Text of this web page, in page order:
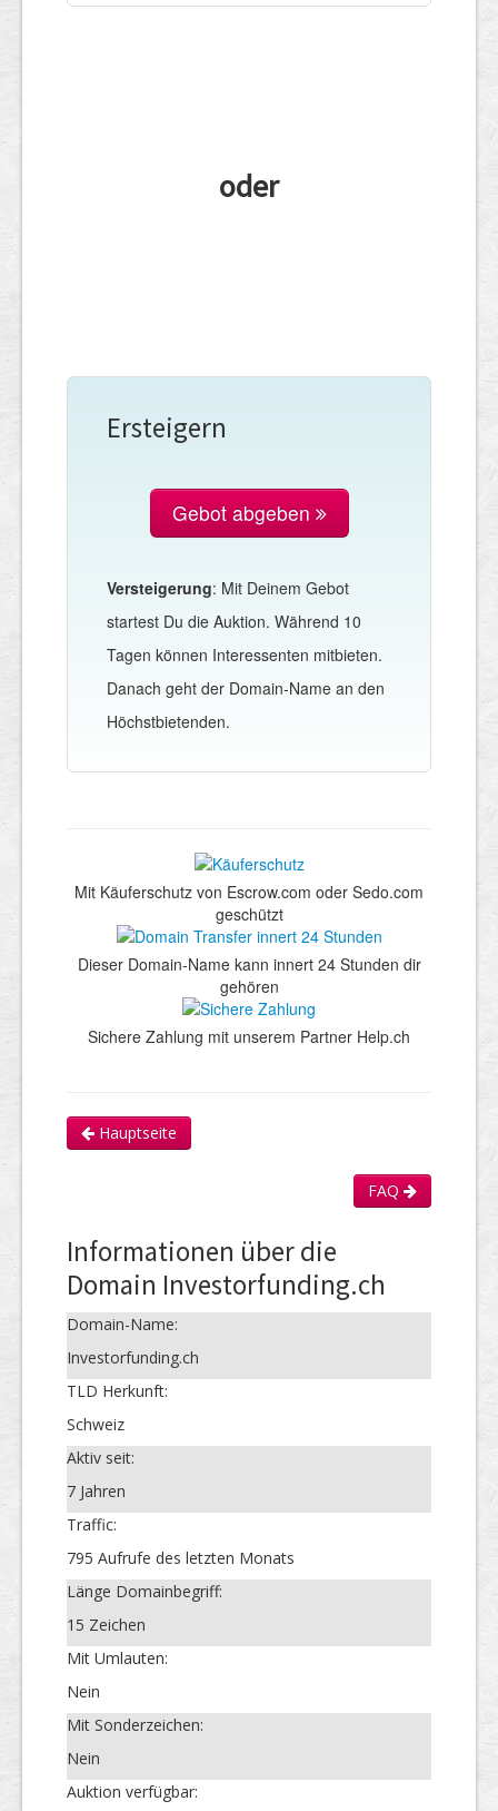
oder
Ersteigern
Gebot abgeben
Versteigerung: Mit Deinem Gebot
startest Du die Auktion. Während 10
Tagen können Interessenten mitbieten.
Danach geht der Domain-Name an den
Höchstbietenden.
Mit Käuferschutz von Escrow.com oder Sedo.com
geschützt
Dieser Domain-Name kann innert 24 Stunden dir
gehören
Sichere Zahlung mit unserem Partner Help.ch
Hauptseite
FAQ
Informationen über die
Domain Investorfunding.ch
Domain-Name:
Investorfunding.ch
TLD Herkunft:
Schweiz
Aktiv seit:
7 Jahren
Traffic:
795 Aufrufe des letzten Monats
Länge Domainbegriff:
15 Zeichen
Mit Umlauten:
Nein
Mit Sonderzeichen:
Nein
Auktion verfügbar: